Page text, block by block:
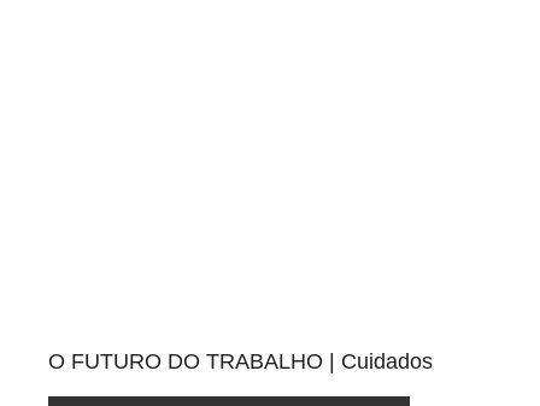
O FUTURO DO TRABALHO | Cuidados